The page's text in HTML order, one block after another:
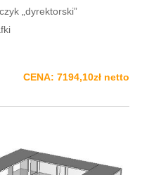
„dyrektorski”
CENA: 7194,10zł netto